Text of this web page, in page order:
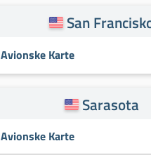
San
Avionske Karte
Sarasota
Avionske Karte